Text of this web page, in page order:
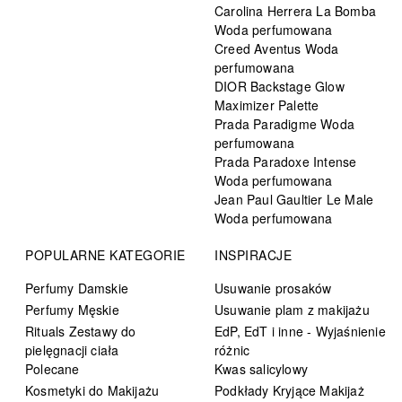
Carolina Herrera La Bomba
Woda perfumowana
Creed Aventus Woda
perfumowana
DIOR Backstage Glow
Maximizer Palette
Prada Paradigme Woda
perfumowana
Prada Paradoxe Intense
Woda perfumowana
Jean Paul Gaultier Le Male
Woda perfumowana
POPULARNE KATEGORIE
Perfumy Damskie
Perfumy Męskie
Rituals Zestawy do
pielęgnacji ciała
Polecane
Kosmetyki do Makijażu
INSPIRACJE
Usuwanie prosaków
Usuwanie plam z makijażu
EdP, EdT i inne - Wyjaśnienie
różnic
Kwas salicylowy
Podkłady Kryjące Makijaż